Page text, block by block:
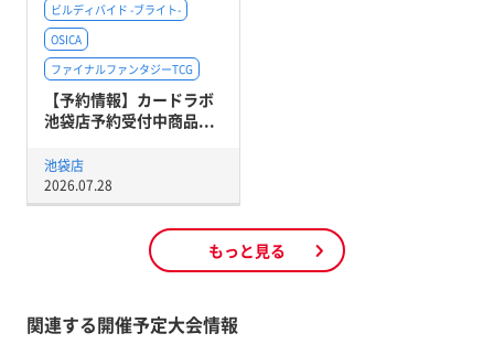
ビルディバイド -ブライト-
OSICA
ファイナルファンタジーTCG
【予約情報】カードラボ
池袋店予約受付中商品...
池袋店
2026.07.28
もっと見る
関連する開催予定大会情報